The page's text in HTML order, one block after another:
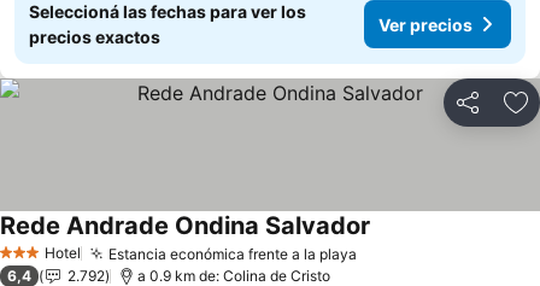
Seleccioná las fechas para ver los
precios exactos
Ver precios
Compartir
3 Estrellas
Hotel Estancia económica frente a la playa
Rede Andrade Ondina Salvador
6,4 2.792 a 0.9 km de: Colina de Cristo